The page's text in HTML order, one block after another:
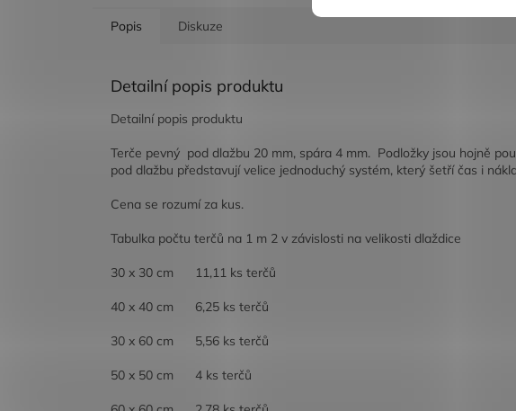
Popis Diskuze
Detailní popis produktu
Detailní popis produktu
Terče pevný pod dlažbu 20 mm, spára 4 mm. Podložky jsou hojně
pod dlažbu představují velice jednoduchý systém, který šetří čas i
Cena se rozumí za kus.
Tabulka počtu terčů na 1 m 2 v závislosti na velikosti dlaždice
30 x 30 cm 11,11 ks terčů
40 x 40 cm 6,25 ks terčů
30 x 60 cm 5,56 ks terčů
50 x 50 cm 4 ks terčů